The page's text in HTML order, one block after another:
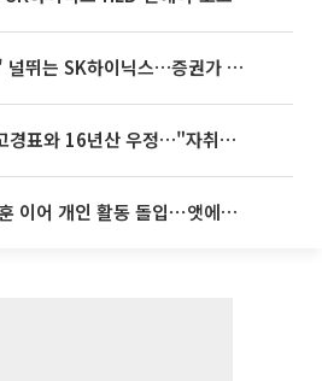
'불안과 기대 사이' 널뛰는 SK하이닉스…증권가 "HBM4·LTA 기반 펀터멘털 견고"
'나혼산' 류혜영, 고경표와 16년산 우정…"자취방서 부모님과 마주쳐"
더보이즈 선우, 영훈 이어 개인 활동 돌입⋯앳에어리어와 전속계약